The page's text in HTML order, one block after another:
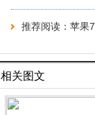
推荐阅读： 苹果
相关图文